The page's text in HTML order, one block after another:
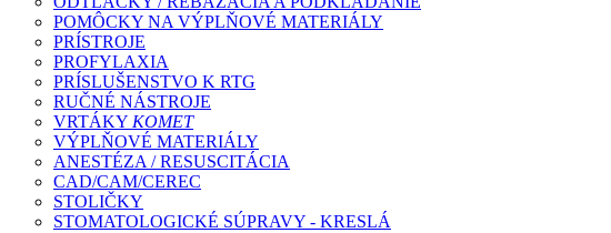
POMÔCKY NA VÝPLŇOVÉ MATERIÁLY
PRÍSTROJE
PROFYLAXIA
PRÍSLUŠENSTVO K RTG
RUČNÉ NÁSTROJE
VRTÁKY KOMET
VÝPLŇOVÉ MATERIÁLY
ANESTÉZA / RESUSCITÁCIA
CAD/CAM/CEREC
STOLIČKY
STOMATOLOGICKÉ SÚPRAVY - KRESLÁ